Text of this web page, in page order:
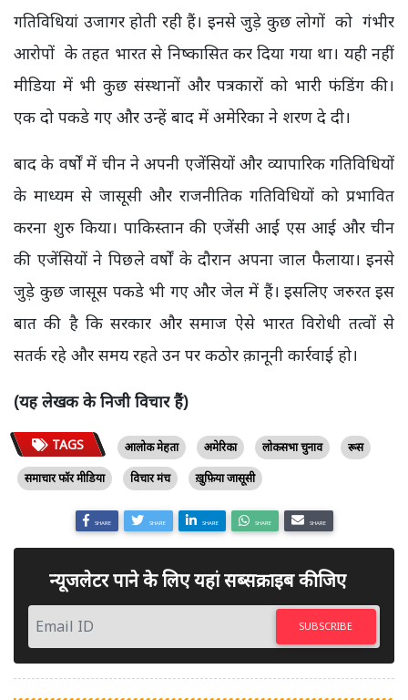
गतिविधियां उजागर होती रही हैं। इनसे जुड़े कुछ लोगों को गंभीर
आरोपों के तहत भारत से निष्कासित कर दिया गया था। यही नहीं
मीडिया में भी कुछ संस्थानों और पत्रकारों को भारी फंडिंग की।
एक दो पकडे गए और उन्हें बाद में अमेरिका ने शरण दे दी।
बाद के वर्षों में चीन ने अपनी एजेंसियों और व्यापारिक गतिविधियों
के माध्यम से जासूसी और राजनीतिक गतिविधियों को प्रभावित
करना शुरु किया। पाकिस्तान की एजेंसी आई एस आई और चीन
की एजेंसियों ने पिछले वर्षों के दौरान अपना जाल फैलाया। इनसे
जुड़े कुछ जासूस पकडे भी गए और जेल में हैं। इसलिए जरुरत इस
बात की है कि सरकार और समाज ऐसे भारत विरोधी तत्वों से
सतर्क रहे और समय रहते उन पर कठोर क़ानूनी कार्रवाई हो।
(यह लेखक के निजी विचार हैं)
TAGS आलोक मेहता अमेरिका लोकसभा चुनाव
रूस
समाचार फॉर मीडिया
विचार मंच ख़ुफ़िया जासूसी
SHARE SHARE SHARE SHARE SHARE
न्यूजलेटर पाने के लिए यहां सब्सक्राइब कीजिए
SUBSCRIBE